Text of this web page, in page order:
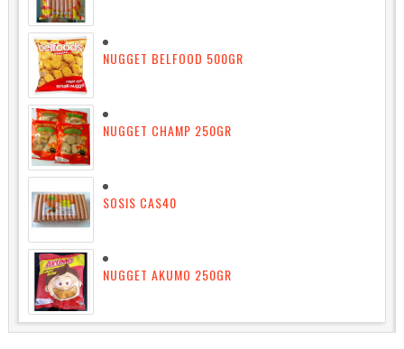
NUGGET BELFOOD 500GR
NUGGET CHAMP 250GR
SOSIS CAS40
NUGGET AKUMO 250GR